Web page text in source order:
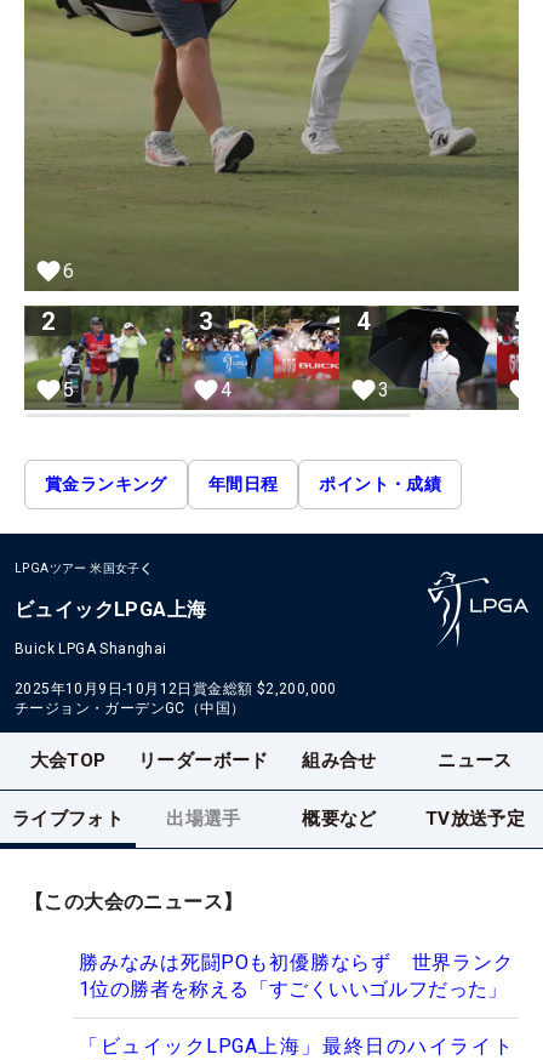
6
2
5
3
4
4
3
5
賞金ランキング 年間日程 ポイント・成績
LPGAツアー 米国女子
ビュイックLPGA上海
Buick LPGA Shanghai
2025年10月9日-10月12日 賞金総額 $2,200,000
チージョン・ガーデンGC（中国）
大会TOP リーダーボード 組み合せ ニュース
ライブフォト 出場選手 概要など TV放送予定
【この大会のニュース】
勝みなみは死闘POも初優勝ならず 世界ランク
1位の勝者を称える「すごくいいゴルフだった」
「ビュイックLPGA上海」最終日のハイライト